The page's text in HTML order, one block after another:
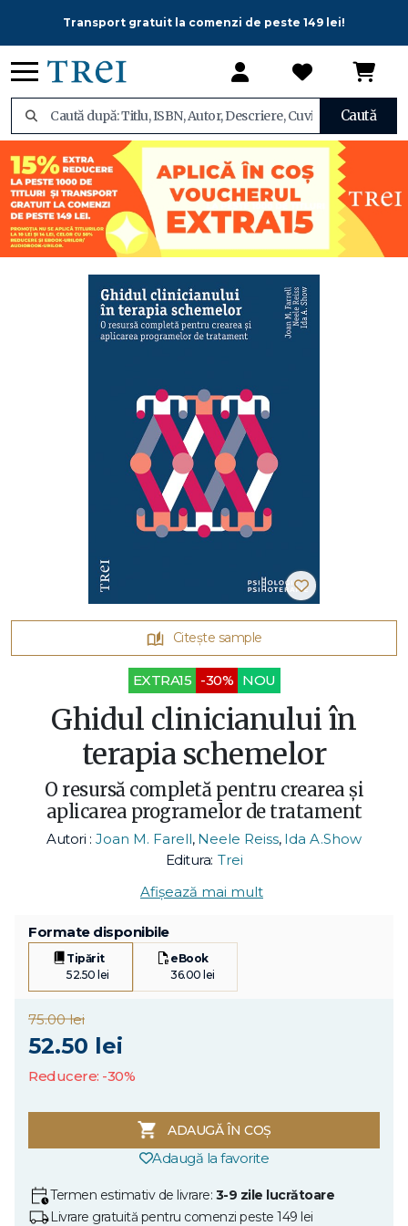
Transport gratuit la comenzi de peste 149 lei!
Caută
Citește sample
EXTRA15 -30% NOU
Ghidul clinicianului în
terapia schemelor
O resursă completă pentru crearea și
aplicarea programelor de tratament
Autori : Joan M. Farell, Neele Reiss, Ida A.Show
Editura: Trei
Afișează mai mult
Formate disponibile
Tipărit
52.50 lei
eBook
36.00 lei
75.00 lei
52.50 lei
Reducere: -30%
ADAUGĂ ÎN COȘ
Adaugă la favorite
Termen estimativ de livrare: 3-9 zile lucrătoare
Livrare gratuită pentru comenzi peste 149 lei